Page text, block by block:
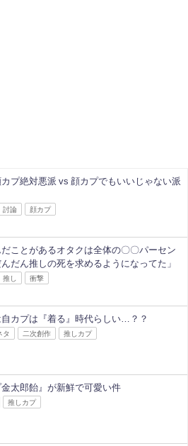
カプ絶対悪派 vs 顔カプでもいいじゃない派
討論 顔カプ
ことがあるオタクは全体の〇〇パーセン
んだん推しの死を求めるようになってた」
推し 衝撃
自カプは『着る』時代らしい…？？
タ 二次創作 推しカプ
金太郎飴』が新鮮で可愛い件
推しカプ